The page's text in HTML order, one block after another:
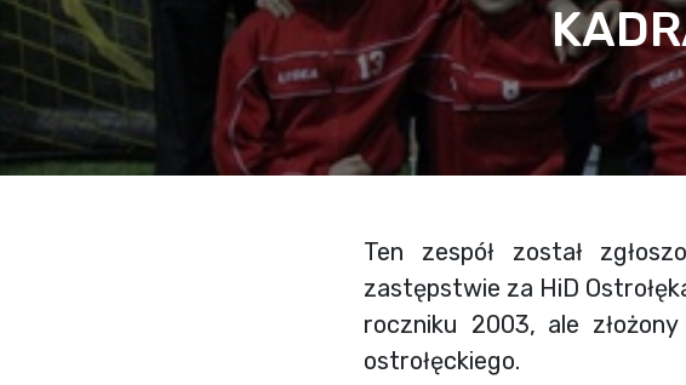
Ten zespół został
zastępstwie za HiD
roczniku 2003, ale
ostrołęckiego.